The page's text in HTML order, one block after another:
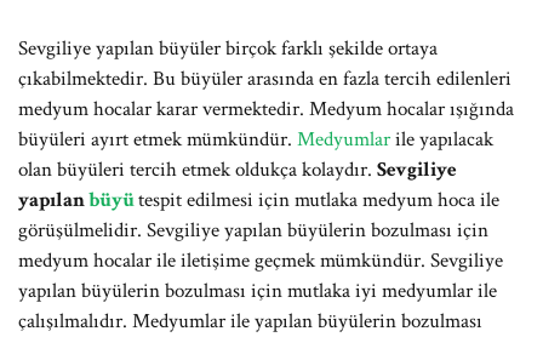
Sevgiliye yapılan büyüler birçok farklı şekilde ortaya
çıkabilmektedir. Bu büyüler arasında en fazla tercih edilenleri
medyum hocalar karar vermektedir. Medyum hocalar ışığında
büyüleri ayırt etmek mümkündür. Medyumlarile yapılacak
olan büyüleri tercih etmek oldukça kolaydır. Sevgiliye
yapılanbüyütespit edilmesi için mutlaka medyum hoca ile
görüşülmelidir. Sevgiliye yapılan büyülerin bozulması için
medyum hocalar ile iletişime geçmek mümkündür. Sevgiliye
yapılan büyülerin bozulması için mutlaka iyi medyumlar ile
çalışılmalıdır. Medyumlar ile yapılan büyülerin bozulması